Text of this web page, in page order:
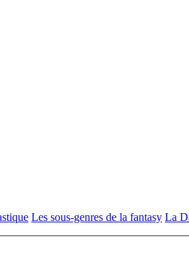
Les sous-genres de la fantasy La